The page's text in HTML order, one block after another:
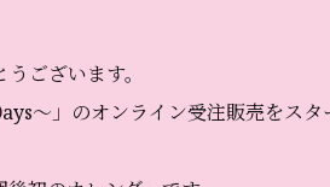
ございます。
〜」のオンライン受注販売をスタ